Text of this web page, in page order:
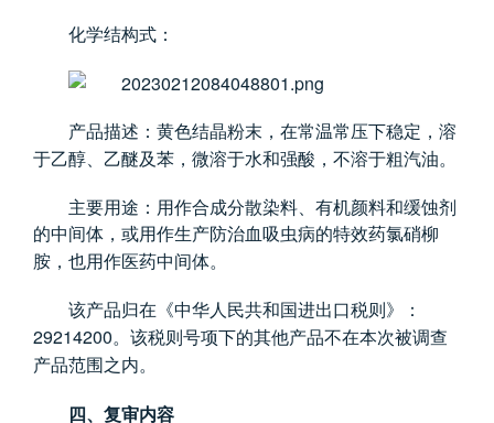
化学结构式：
产品描述：黄色结晶粉末，在常温常压下稳定，溶
于乙醇、乙醚及苯，微溶于水和强酸，不溶于粗汽油。
主要用途：用作合成分散染料、有机颜料和缓蚀剂
的中间体，或用作生产防治血吸虫病的特效药氯硝柳
胺，也用作医药中间体。
该产品归在《中华人民共和国进出口税则》：
29214200。该税则号项下的其他产品不在本次被调查
产品范围之内。
四、复审内容